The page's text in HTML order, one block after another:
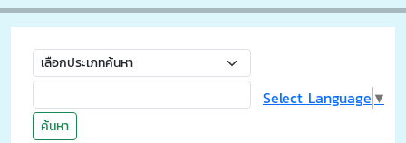
ค้นหา
Select Language ▼